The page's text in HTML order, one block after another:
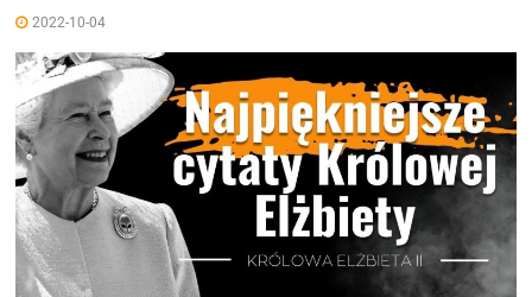
2022-10-04